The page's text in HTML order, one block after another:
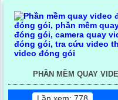
PHẦN MỀM QUAY
Lần xem: 778